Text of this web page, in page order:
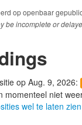
op openbaar
be incomplete or
op Aug. 9, 2026:
momenteel niet
wel te laten zien